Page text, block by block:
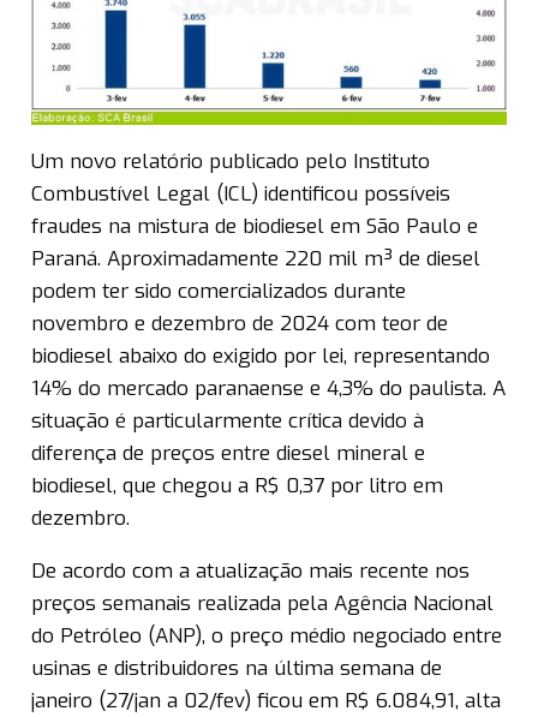
Um novo relatório publicado pelo Instituto
Combustível Legal (ICL) identificou possíveis
fraudes na mistura de biodiesel em São Paulo e
Paraná. Aproximadamente 220 mil m³ de diesel
podem ter sido comercializados durante
novembro e dezembro de 2024 com teor de
biodiesel abaixo do exigido por lei, representando
14% do mercado paranaense e 4,3% do paulista. A
situação é particularmente crítica devido à
diferença de preços entre diesel mineral e
biodiesel, que chegou a R$ 0,37 por litro em
dezembro.
De acordo com a atualização mais recente nos
preços semanais realizada pela Agência Nacional
do Petróleo (ANP), o preço médio negociado entre
usinas e distribuidores na última semana de
janeiro (27/jan a 02/fev) ficou em R$ 6.084,91, alta